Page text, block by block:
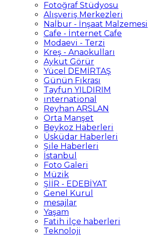
Fotoğraf Stüdyosu
Alışveriş Merkezleri
Nalbur - İnşaat Malzemesi
Cafe - İnternet Cafe
Modaevi - Terzi
Kreş - Anaokulları
Aykut Görür
Yücel DEMİRTAŞ
Günün Fıkrası
Tayfun YILDIRIM
ınternational
Reyhan ARSLAN
Orta Manşet
Beykoz Haberleri
Üsküdar Haberleri
Şile Haberleri
İstanbul
Foto Galeri
Müzik
ŞİİR - EDEBİYAT
Genel Kurul
mesajlar
Yaşam
Fatih ilçe haberleri
Teknoloji